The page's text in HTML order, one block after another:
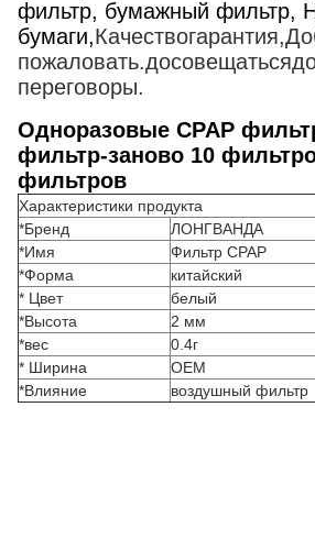
фильтр, бумажный фильтр,
бумаги,Качествогарантия,
пожаловать.досовещаться
переговоры.
Одноразовые CPAP
фильтр-заново 10
фильтров
Характеристики продукта
*Бренд
ЛОНГВАНДА
*Имя
Фильтр CPAP
*Форма
китайский
* Цвет
белый
*Высота
2 мм
*вес
0.4г
* Ширина
OEM
*Влияние
воздушный фильтр